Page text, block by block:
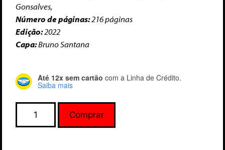
Gonsalves,
Número de páginas:216 páginas
Edição:2022
Capa:Bruno Santana
Até 12x sem cartão com a Linha de Crédito.
Saiba mais
Comprar